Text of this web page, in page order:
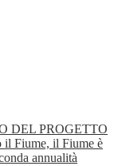
DEL PROGETTO
il Fiume, il Fiume è
annualità